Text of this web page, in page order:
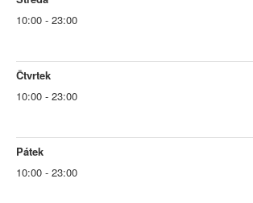
10:00 - 23:00
Čtvrtek
10:00 - 23:00
Pátek
10:00 - 23:00